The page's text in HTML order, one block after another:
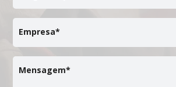
Empresa*
Mensagem*